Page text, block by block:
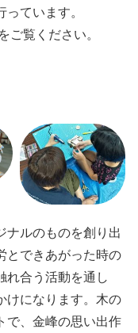
ています。
をご覧ください。
ナルのものを創り出
とできあがった時の
れ合う活動を通し
けになります。木の
で、金峰の思い出作